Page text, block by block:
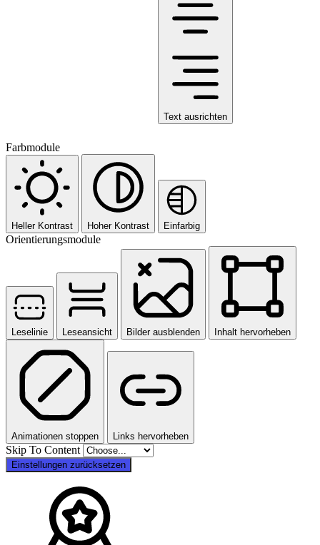
Text ausrichten
Farbmodule
Heller Kontrast Hoher Kontrast Einfarbig
Orientierungsmodule
Leselinie Leseansicht Bilder ausblenden Inhalt hervorheben
Animationen stoppen Links hervorheben
Skip To Content
Einstellungen zurücksetzen